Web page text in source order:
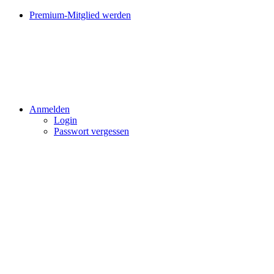
Premium-Mitglied werden
Anmelden
Login
Passwort vergessen